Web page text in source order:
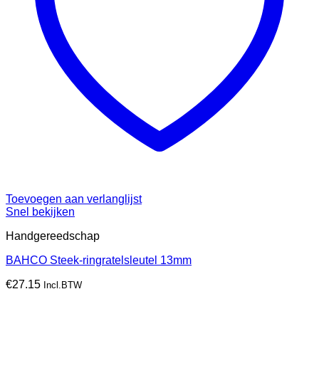
Toevoegen aan verlanglijst
Snel bekijken
Handgereedschap
BAHCO Steek-ringratelsleutel 13mm
€27.15 Incl.BTW